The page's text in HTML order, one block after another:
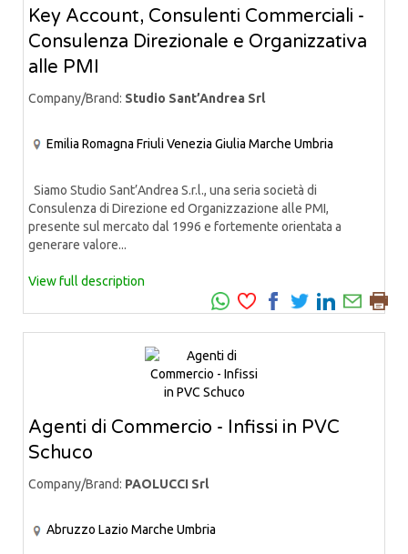
Key Account, Consulenti Commerciali -
Consulenza Direzionale e Organizzativa
alle PMI
Company/Brand: Studio Sant’Andrea Srl
Emilia Romagna Friuli Venezia Giulia Marche Umbria
Siamo Studio Sant’Andrea S.r.l., una seria società di
Consulenza di Direzione ed Organizzazione alle PMI,
presente sul mercato dal 1996 e fortemente orientata a
generare valore...
View full description
Agenti di Commercio - Infissi in PVC
Schuco
Company/Brand: PAOLUCCI Srl
Abruzzo Lazio Marche Umbria